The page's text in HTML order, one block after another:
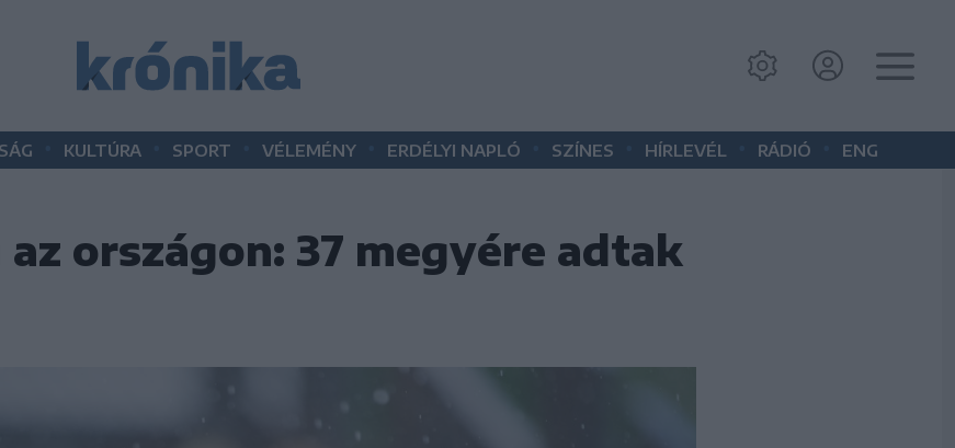
KULTÚRA SPORT VÉLEMÉNY ERDÉLYI NAPLÓ SZÍNES HÍRLEVÉL RÁDIÓ ENG
országon: 37 megyére adtak